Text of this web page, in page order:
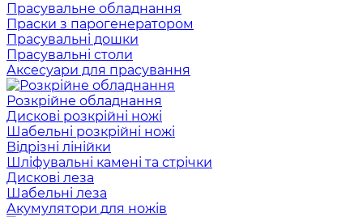
Прасувальне обладнання
Праски з парогенератором
Прасувальні дошки
Прасувальні столи
Аксесуари для прасування
Розкрійне обладнання
Дискові розкрійні ножі
Шабельні розкрійні ножі
Відрізні лінійки
Шліфувальні камені та стрічки
Дискові леза
Шабельні леза
Акумулятори для ножів